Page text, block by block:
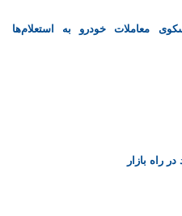
معاملات خودرو به استعلام‌ها
راه بازار